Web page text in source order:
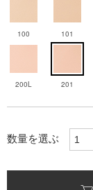
100 101
200L 201
数量を選ぶ